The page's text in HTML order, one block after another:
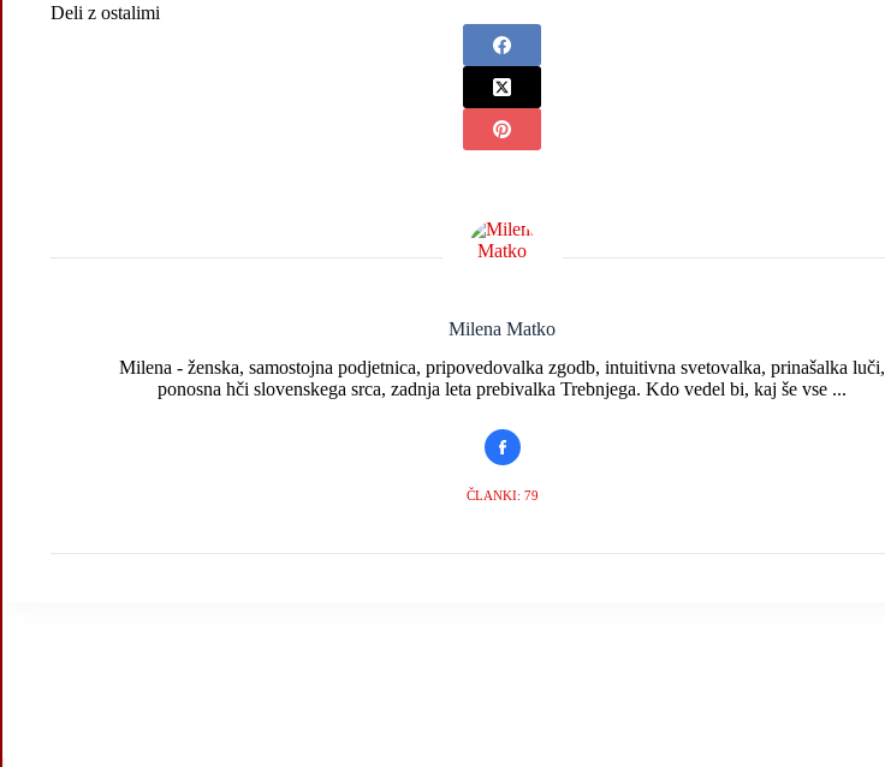
Deli z ostalimi
Milena Matko
Milena - ženska, samostojna podjetnica, pripovedovalka zgodb, intuitivna svetovalka, prinašalka luči,
ponosna hči slovenskega srca, zadnja leta prebivalka Trebnjega. Kdo vedel bi, kaj še vse ...
ČLANKI: 79